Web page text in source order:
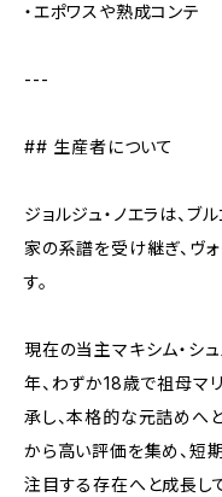
・エポワスや熟成コンテ
---
## 生産者について
ジョルジュ・ノエラは、
家の系譜を受け継ぎ、ヴ
す。
現在の当主マキシム・シ
年、わずか18歳で祖母マ
承し、本格的な元詰めへ
から高い評価を集め、短
注目する存在へと成長し